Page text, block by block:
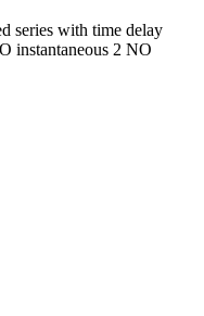
series with time delay
instantaneous 2 NO